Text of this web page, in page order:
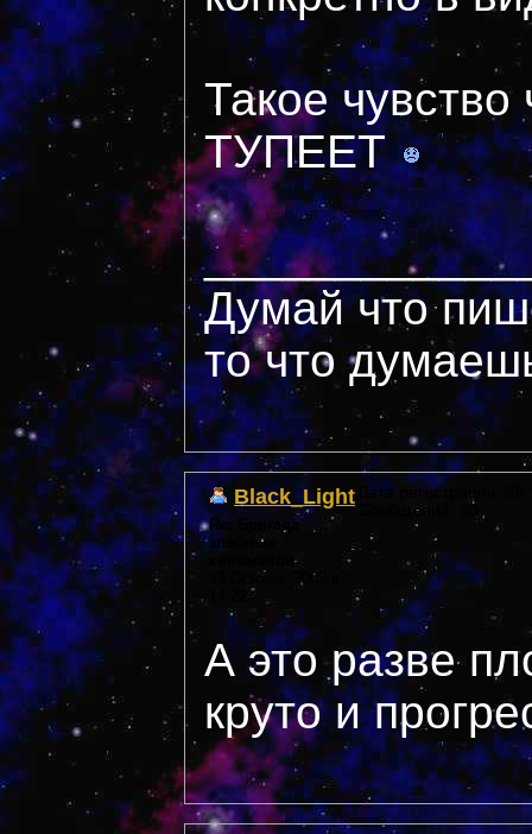
Такое
ТУПЕЕТ
Думай что
то что
Black_Light
Re: Бригада
злобных
13 October, 2005 в
Дата регистрации:
Сообщений: 30
А это разве
круто и